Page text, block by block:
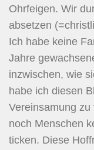
Ohrfeigen. Wir
absetzen
Ich habe keine
Jahre
inzwischen, wie
habe ich diesen
Vereinsamung
noch Menschen
ticken. Diese